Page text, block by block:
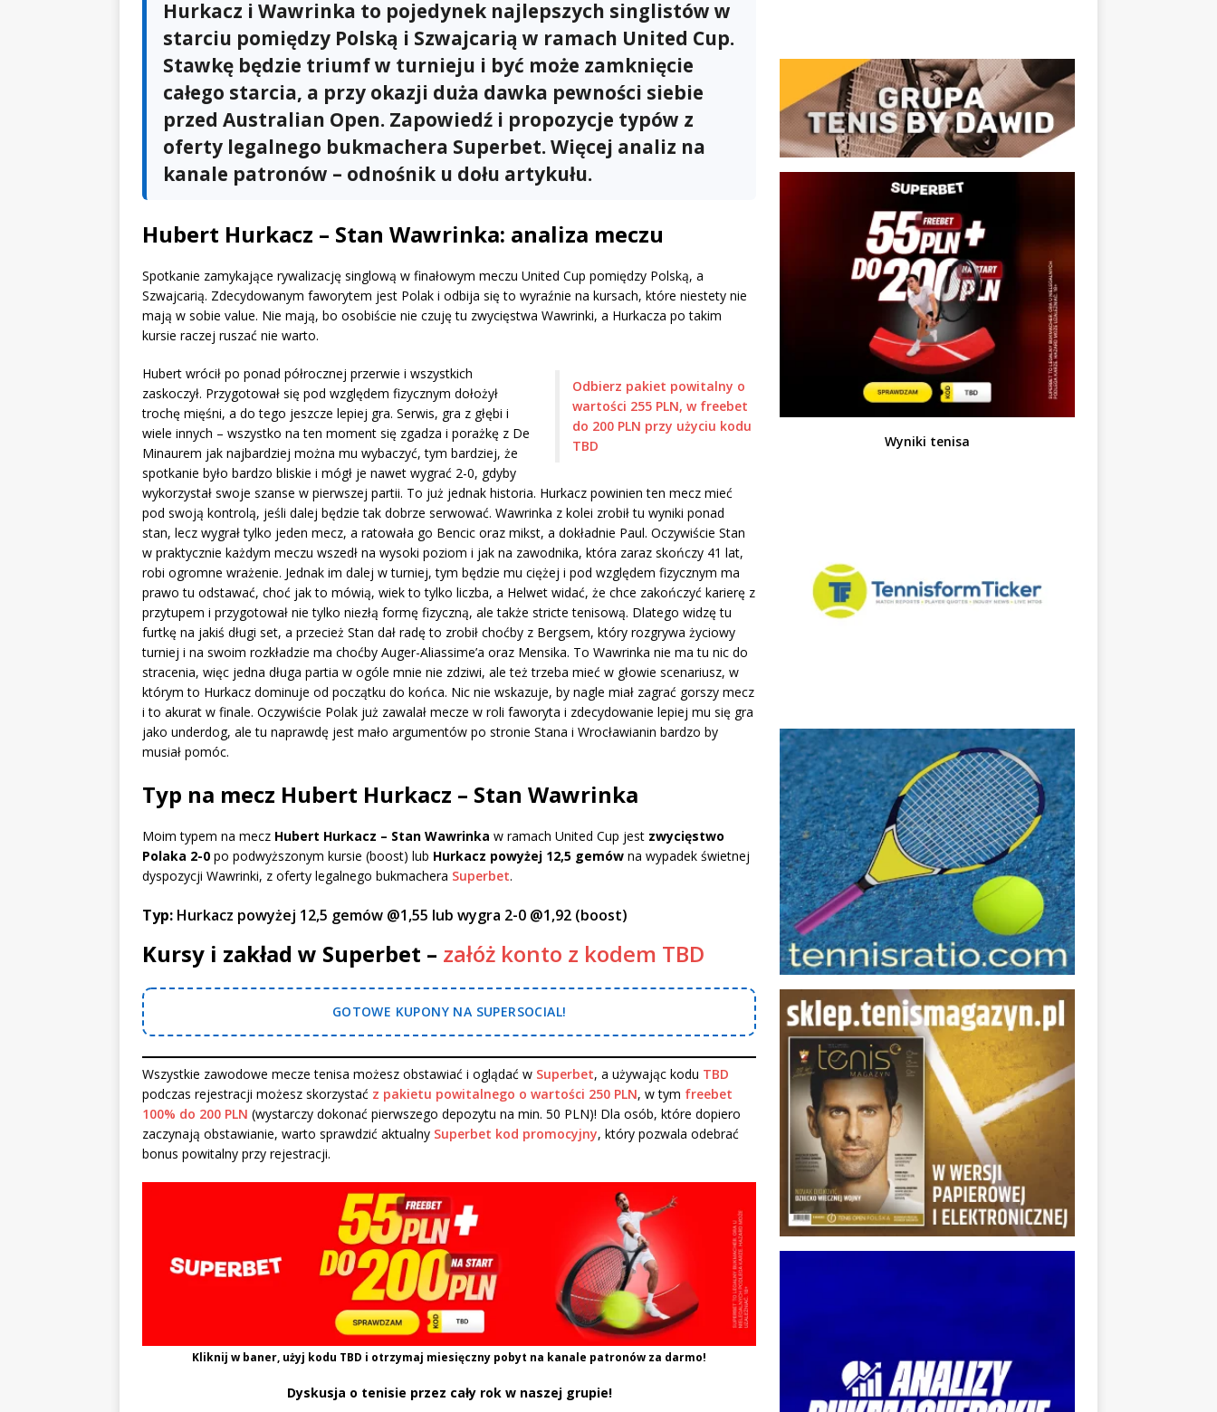
Hurkacz i Wawrinka to pojedynek najlepszych singlistów w
starciu pomiędzy Polską i Szwajcarią w ramach United Cup.
Stawkę będzie triumf w turnieju i być może zamknięcie
całego starcia, a przy okazji duża dawka pewności siebie
przed Australian Open. Zapowiedź i propozycje typów z
oferty legalnego bukmachera Superbet. Więcej analiz na
kanale patronów – odnośnik u dołu artykułu.
Hubert Hurkacz – Stan Wawrinka: analiza meczu
Spotkanie zamykające rywalizację singlową w finałowym meczu United Cup pomiędzy Polską, a
Szwajcarią. Zdecydowanym faworytem jest Polak i odbija się to wyraźnie na kursach, które niestety nie
mają w sobie value. Nie mają, bo osobiście nie czuję tu zwycięstwa Wawrinki, a Hurkacza po takim
kursie raczej ruszać nie warto.
Odbierz pakiet powitalny o
wartości 255 PLN, w freebet
do 200 PLN przy użyciu kodu
TBD
Hubert wrócił po ponad półrocznej przerwie i wszystkich
zaskoczył. Przygotował się pod względem fizycznym dołożył
trochę mięśni, a do tego jeszcze lepiej gra. Serwis, gra z głębi i
wiele innych – wszystko na ten moment się zgadza i porażkę z De
Minaurem jak najbardziej można mu wybaczyć, tym bardziej, że
spotkanie było bardzo bliskie i mógł je nawet wygrać 2-0, gdyby
wykorzystał swoje szanse w pierwszej partii. To już jednak historia. Hurkacz powinien ten mecz mieć
pod swoją kontrolą, jeśli dalej będzie tak dobrze serwować. Wawrinka z kolei zrobił tu wyniki ponad
stan, lecz wygrał tylko jeden mecz, a ratowała go Bencic oraz mikst, a dokładnie Paul. Oczywiście Stan
w praktycznie każdym meczu wszedł na wysoki poziom i jak na zawodnika, która zaraz skończy 41 lat,
robi ogromne wrażenie. Jednak im dalej w turniej, tym będzie mu ciężej i pod względem fizycznym ma
prawo tu odstawać, choć jak to mówią, wiek to tylko liczba, a Helwet widać, że chce zakończyć karierę z
przytupem i przygotował nie tylko niezłą formę fizyczną, ale także stricte tenisową. Dlatego widzę tu
furtkę na jakiś długi set, a przecież Stan dał radę to zrobił choćby z Bergsem, który rozgrywa życiowy
turniej i na swoim rozkładzie ma choćby Auger-Aliassime’a oraz Mensika. To Wawrinka nie ma tu nic do
stracenia, więc jedna długa partia w ogóle mnie nie zdziwi, ale też trzeba mieć w głowie scenariusz, w
którym to Hurkacz dominuje od początku do końca. Nic nie wskazuje, by nagle miał zagrać gorszy mecz
i to akurat w finale. Oczywiście Polak już zawalał mecze w roli faworyta i zdecydowanie lepiej mu się gra
jako underdog, ale tu naprawdę jest mało argumentów po stronie Stana i Wrocławianin bardzo by
musiał pomóc.
Typ na mecz Hubert Hurkacz – Stan Wawrinka
Moim typem na mecz Hubert Hurkacz – Stan Wawrinka w ramach United Cup jest zwycięstwo
Polaka 2-0 po podwyższonym kursie (boost) lub Hurkacz powyżej 12,5 gemów na wypadek świetnej
dyspozycji Wawrinki, z oferty legalnego bukmachera Superbet.
Typ: Hurkacz powyżej 12,5 gemów @1,55 lub wygra 2-0 @1,92 (boost)
Kursy i zakład w Superbet – załóż konto z kodem TBD
GOTOWE KUPONY NA SUPERSOCIAL!
Wszystkie zawodowe mecze tenisa możesz obstawiać i oglądać w Superbet, a używając kodu TBD
podczas rejestracji możesz skorzystać z pakietu powitalnego o wartości 250 PLN, w tym freebet
100% do 200 PLN (wystarczy dokonać pierwszego depozytu na min. 50 PLN)! Dla osób, które dopiero
zaczynają obstawianie, warto sprawdzić aktualny Superbet kod promocyjny, który pozwala odebrać
bonus powitalny przy rejestracji.
Kliknij w baner, użyj kodu TBD i otrzymaj miesięczny pobyt na kanale patronów za darmo!
Dyskusja o tenisie przez cały rok w naszej grupie!
Wyniki tenisa